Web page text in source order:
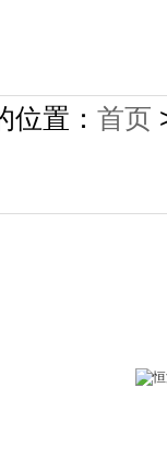
置： 首页